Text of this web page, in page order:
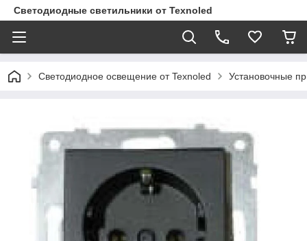
Светодиодные светильники от Texnoled
Светодиодное освещение от Texnoled Установочные